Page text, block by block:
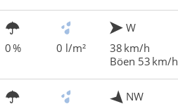
0 % 0 l/m²
W
38 km/h
Böen 53 km/h
NW